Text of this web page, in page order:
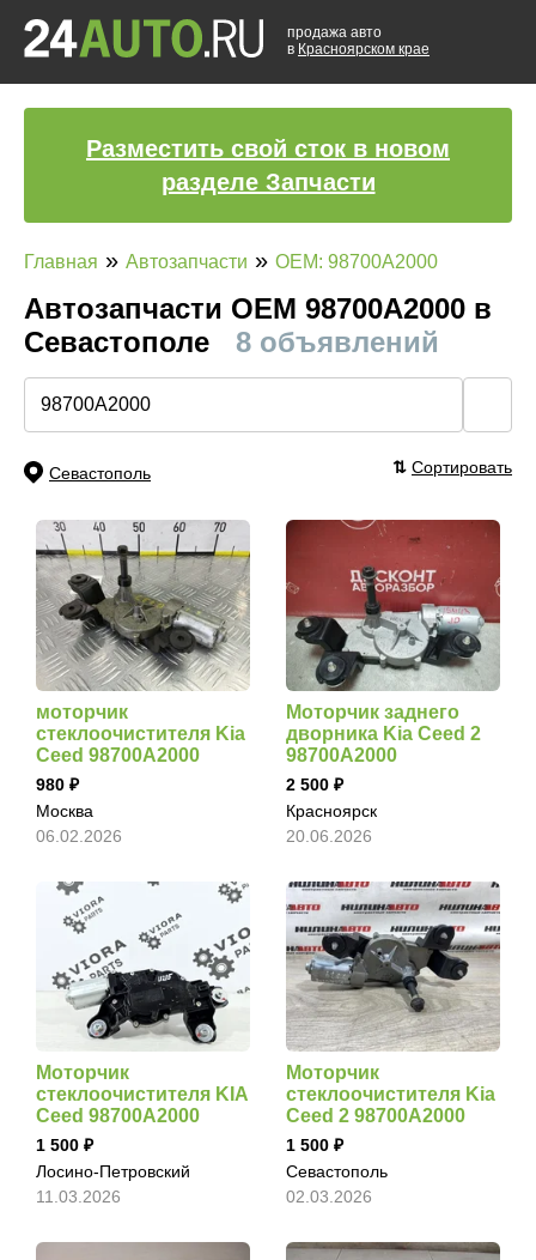
продажа авто
в Красноярском крае
Разместить свой сток в новом
разделе Запчасти
Главная » Автозапчасти » OEM: 98700A2000
Автозапчасти ОЕМ 98700A2000 в
Севастополе
8 объявлений
Севастополь ⇅ Сортировать
моторчик
стеклоочистителя Kia
Ceed 98700A2000
980
Москва
06.02.2026
Моторчик заднего
дворника Kia Ceed 2
98700A2000
2 500
Красноярск
20.06.2026
Моторчик
стеклоочистителя KIA
Ceed 98700A2000
1 500
Лосино-Петровский
11.03.2026
Моторчик
стеклоочистителя Kia
Ceed 2 98700A2000
1 500
Севастополь
02.03.2026